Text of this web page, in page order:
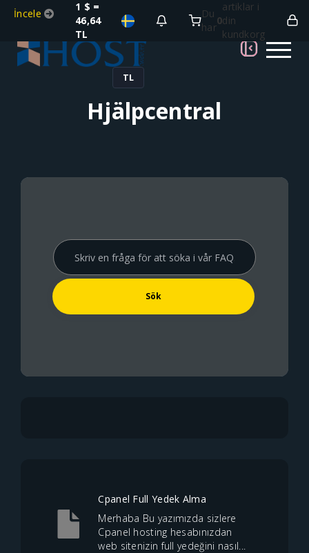
İncele
1 $ =
46,64
TL
Du
har
0
artiklar i
din
kundkorg
TL
Hjälpcentral
Cpanel Full Yedek Alma
Merhaba Bu yazımızda sizlere
Cpanel hosting hesabınızdan
web sitenizin full yedeğini nasıl...